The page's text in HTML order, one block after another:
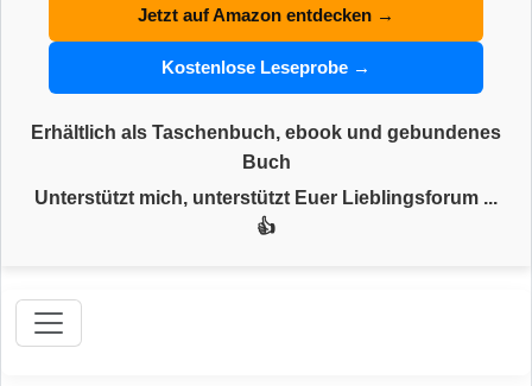
Jetzt auf Amazon entdecken →
Kostenlose Leseprobe →
Erhältlich als Taschenbuch, ebook und gebundenes
Buch
Unterstützt mich, unterstützt Euer Lieblingsforum ...
👍